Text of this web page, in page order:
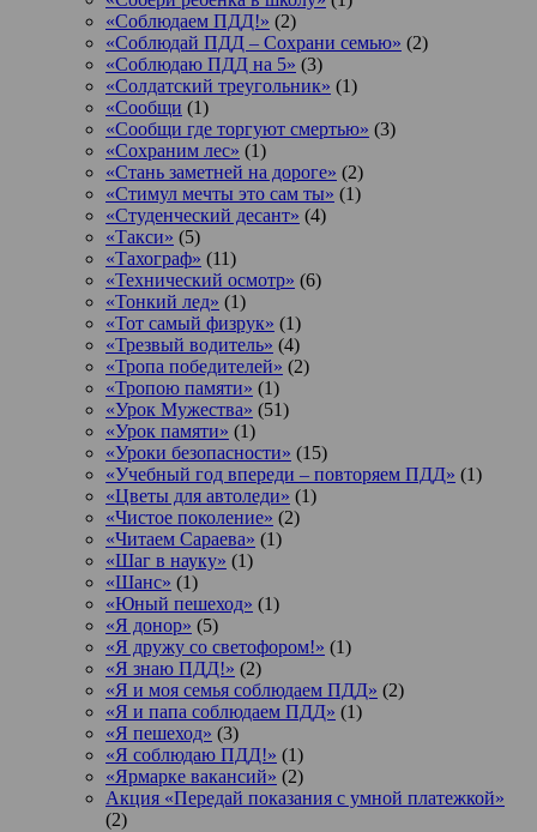
«Соблюдаем ПДД!» (2)
«Соблюдай ПДД – Сохрани семью» (2)
«Соблюдаю ПДД на 5» (3)
«Солдатский треугольник» (1)
«Сообщи (1)
«Сообщи где торгуют смертью» (3)
«Сохраним лес» (1)
«Стань заметней на дороге» (2)
«Стимул мечты это сам ты» (1)
«Студенческий десант» (4)
«Такси» (5)
«Тахограф» (11)
«Технический осмотр» (6)
«Тонкий лед» (1)
«Тот самый физрук» (1)
«Трезвый водитель» (4)
«Тропа победителей» (2)
«Тропою памяти» (1)
«Урок Мужества» (51)
«Урок памяти» (1)
«Уроки безопасности» (15)
«Учебный год впереди – повторяем ПДД» (1)
«Цветы для автоледи» (1)
«Чистое поколение» (2)
«Читаем Сараева» (1)
«Шаг в науку» (1)
«Шанс» (1)
«Юный пешеход» (1)
«Я донор» (5)
«Я дружу со светофором!» (1)
«Я знаю ПДД!» (2)
«Я и моя семья соблюдаем ПДД» (2)
«Я и папа соблюдаем ПДД» (1)
«Я пешеход» (3)
«Я соблюдаю ПДД!» (1)
«Ярмарке вакансий» (2)
Акция «Передай показания с умной платежкой»
(2)